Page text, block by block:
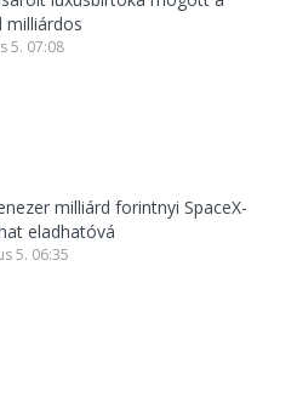
milliárdos
5. 07:08
milliárd forintnyi SpaceX-
eladhatóvá
5. 06:35